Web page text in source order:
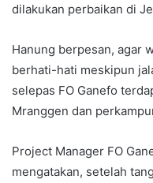
dilakukan perbaikan di
Hanung berpesan, agar
berhati-hati meskipun
selepas FO Ganefo
Mranggen dan
Project Manager FO
mengatakan, setelah